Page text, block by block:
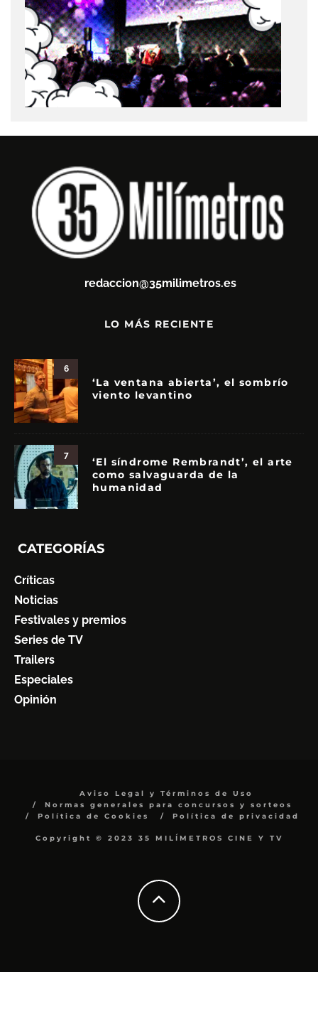
redaccion@35milimetros.es
LO MÁS RECIENTE
6
‘La ventana abierta’, el sombrío
viento levantino
7
‘El síndrome Rembrandt’, el arte
como salvaguarda de la
humanidad
CATEGORÍAS
Críticas
Noticias
Festivales y premios
Series de TV
Trailers
Especiales
Opinión
Aviso Legal y Términos de Uso
Normas generales para concursos y sorteos
Política de Cookies
Política de privacidad
Copyright © 2023 35 MILÍMETROS CINE Y TV